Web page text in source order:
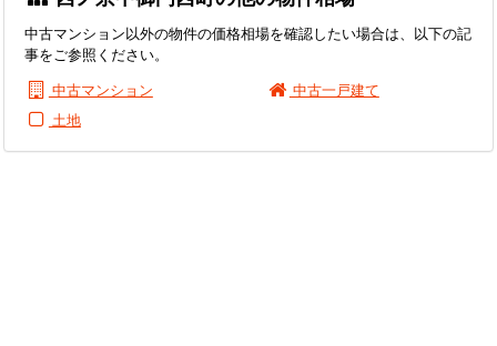
中古マンション以外の物件の価格相場を確認したい場合は、以下の記
事をご参照ください。
中古マンション
中古一戸建て
土地